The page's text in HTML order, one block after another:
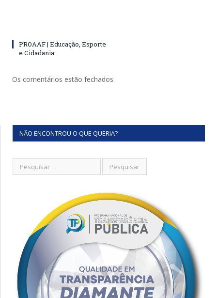
PROAAF | Educação, Esporte
e Cidadania.
Os comentários estão fechados.
NÃO ENCONTROU O QUE QUERIA?